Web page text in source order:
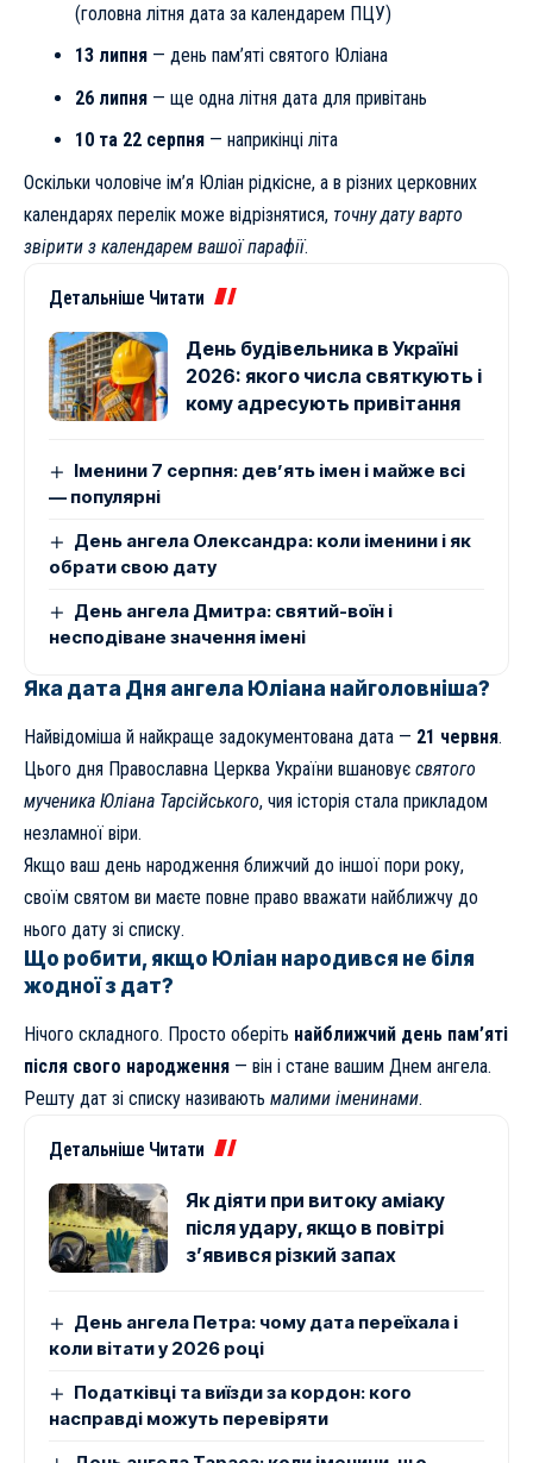
(головна літня дата за календарем ПЦУ)
13 липня— день пам’яті святого Юліана
26 липня— ще одна літня дата для привітань
10 та 22 серпня— наприкінці літа
Оскільки чоловіче ім’я Юліан рідкісне, а в різних церковних
календарях перелік може відрізнятися, точну дату варто
звірити з календарем вашої парафії.
Детальніше Читати
День будівельника в Україні
2026: якого числа святкують і
кому адресують привітання
Іменини 7 серпня: дев’ять імен і майже всі
— популярні
День ангела Олександра: коли іменини і як
обрати свою дату
День ангела Дмитра: святий-воїн і
несподіване значення імені
Яка дата Дня ангела Юліана найголовніша?
Найвідоміша й найкраще задокументована дата — 21 червня.
Цього дня Православна Церква України вшановує святого
мученика Юліана Тарсійського, чия історія стала прикладом
незламної віри.
Якщо ваш день народження ближчий до іншої пори року,
своїм святом ви маєте повне право вважати найближчу до
нього дату зі списку.
Що робити, якщо Юліан народився не біля
жодної з дат?
Нічого складного. Просто оберіть найближчий день пам’яті
після свого народження — він і стане вашим Днем ангела.
Решту дат зі списку називають малими іменинами.
Детальніше Читати
Як діяти при витоку аміаку
після удару, якщо в повітрі
з’явився різкий запах
День ангела Петра: чому дата переїхала і
коли вітати у 2026 році
Податківці та виїзди за кордон: кого
насправді можуть перевіряти